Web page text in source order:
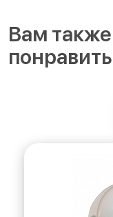
Вам